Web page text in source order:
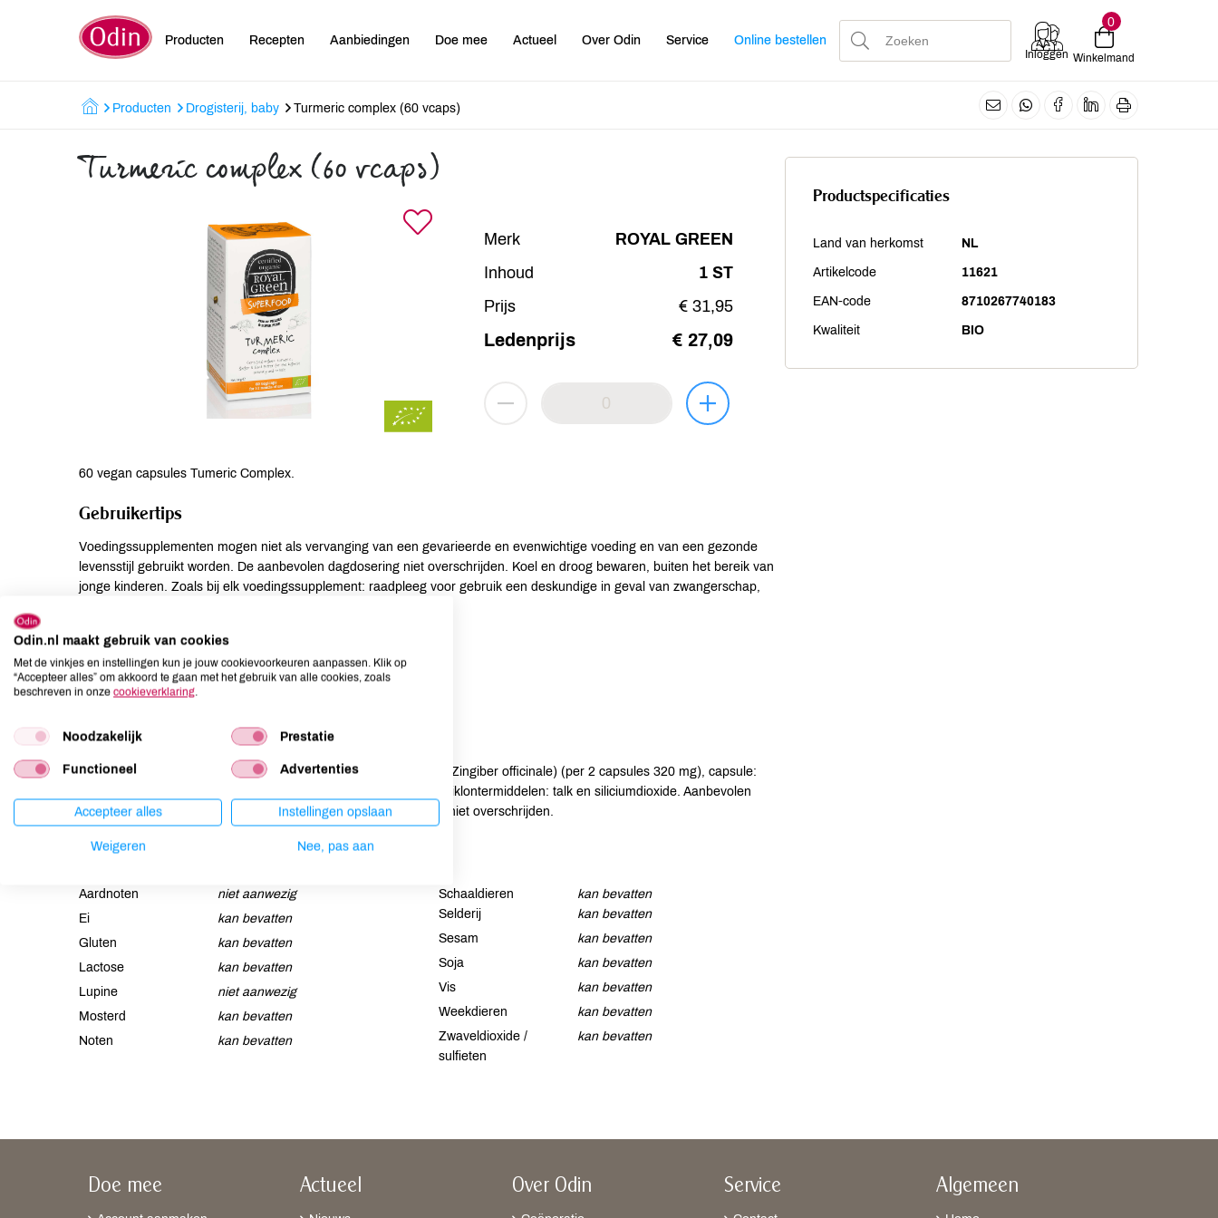
Producten Recepten Aanbiedingen Doe mee Actueel Over Odin Service Online bestellen
Inloggen
0
Winkelmand
Producten Drogisterij, baby Turmeric complex (60 vcaps)
Turmeric complex (60 vcaps)
Merk
ROYAL GREEN
Inhoud
1 ST
Prijs
€ 31,95
Ledenprijs € 27,09
60 vegan capsules Tumeric Complex.
Gebruikertips
Voedingssupplementen mogen niet als vervanging van een gevarieerde en evenwichtige voeding en van een gezonde
levensstijl gebruikt worden. De aanbevolen dagdosering niet overschrijden. Koel en droog bewaren, buiten het bereik van
jonge kinderen. Zoals bij elk voedingssupplement: raadpleeg voor gebruik een deskundige in geval van zwangerschap,
Suggesties
1-2 capsules per dag, liefst bij een maaltijd.
Ingrediënten
geelwortel* (Curcuma longa) (per 2 capsules 400 mg), gember* (Zingiber officinale) (per 2 capsules 320 mg), capsule:
HPMC, zwarte peper* (Piper nigrum) (per 2 capsules 50 mg), antiklontermiddelen: talk en siliciumdioxide. Aanbevolen
dagdosering 1-2 capsules per dag. De aanbevolen dagdosering niet overschrijden.
Allergenen
Aardnoten
niet aanwezig
Ei
kan bevatten
Gluten
kan bevatten
Lactose
kan bevatten
Lupine
niet aanwezig
Mosterd
kan bevatten
Noten
kan bevatten
Schaaldieren
kan bevatten
Selderij
kan bevatten
Sesam
kan bevatten
Soja
kan bevatten
Vis
kan bevatten
Weekdieren
kan bevatten
Zwaveldioxide /
sulfieten
kan bevatten
Productspecificaties
Land van herkomst NL
Artikelcode 11621
EAN-code 8710267740183
Kwaliteit BIO
Doe mee Actueel Over Odin Service Algemeen
Odin.nl maakt gebruik van cookies
Met de vinkjes en instellingen kun je jouw cookievoorkeuren aanpassen. Klik op
“Accepteer alles” om akkoord te gaan met het gebruik van alle cookies, zoals
beschreven in onze cookieverklaring.
Noodzakelijk Prestatie
Functioneel Advertenties
Accepteer alles Instellingen opslaan
Weigeren Nee, pas aan